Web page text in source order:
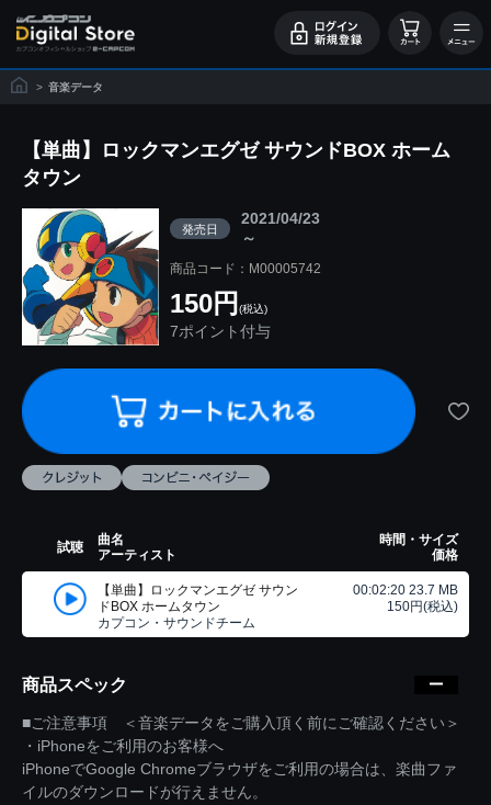
> 音楽データ
【単曲】ロックマンエグゼ サウンドBOX ホーム
タウン
発売日
2021/04/23
～
商品コード：M00005742
150円 (税込)
7ポイント付与
試聴
曲名
アーティスト
時間・サイズ
価格
【単曲】ロックマンエグゼ サウン
ドBOX ホームタウン
カプコン・サウンドチーム
00:02:20 23.7 MB
150円(税込)
商品スペック
■ご注意事項 ＜音楽データをご購入頂く前にご確認ください＞
・iPhoneをご利用のお客様へ
iPhoneでGoogle Chromeブラウザをご利用の場合は、楽曲ファ
イルのダウンロードが行えません。